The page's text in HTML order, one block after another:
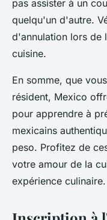
pas assister à un
quelqu'un d'autre.
d'annulation lors de
cuisine.
En somme, que
résident, Mexico
pour apprendre à
mexicains
peso. Profitez de
votre amour de la
expérience culinaire.